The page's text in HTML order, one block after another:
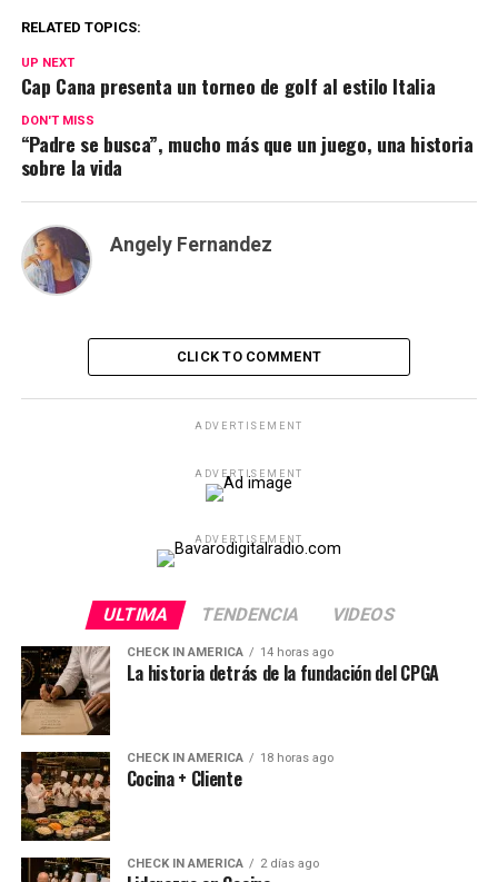
RELATED TOPICS:
UP NEXT
Cap Cana presenta un torneo de golf al estilo Italia
DON'T MISS
“Padre se busca”, mucho más que un juego, una historia
sobre la vida
Angely Fernandez
CLICK TO COMMENT
ADVERTISEMENT
ADVERTISEMENT
ADVERTISEMENT
ULTIMA TENDENCIA VIDEOS
CHECK IN AMERICA 14 horas ago
La historia detrás de la fundación del CPGA
CHECK IN AMERICA 18 horas ago
Cocina + Cliente
CHECK IN AMERICA 2 días ago